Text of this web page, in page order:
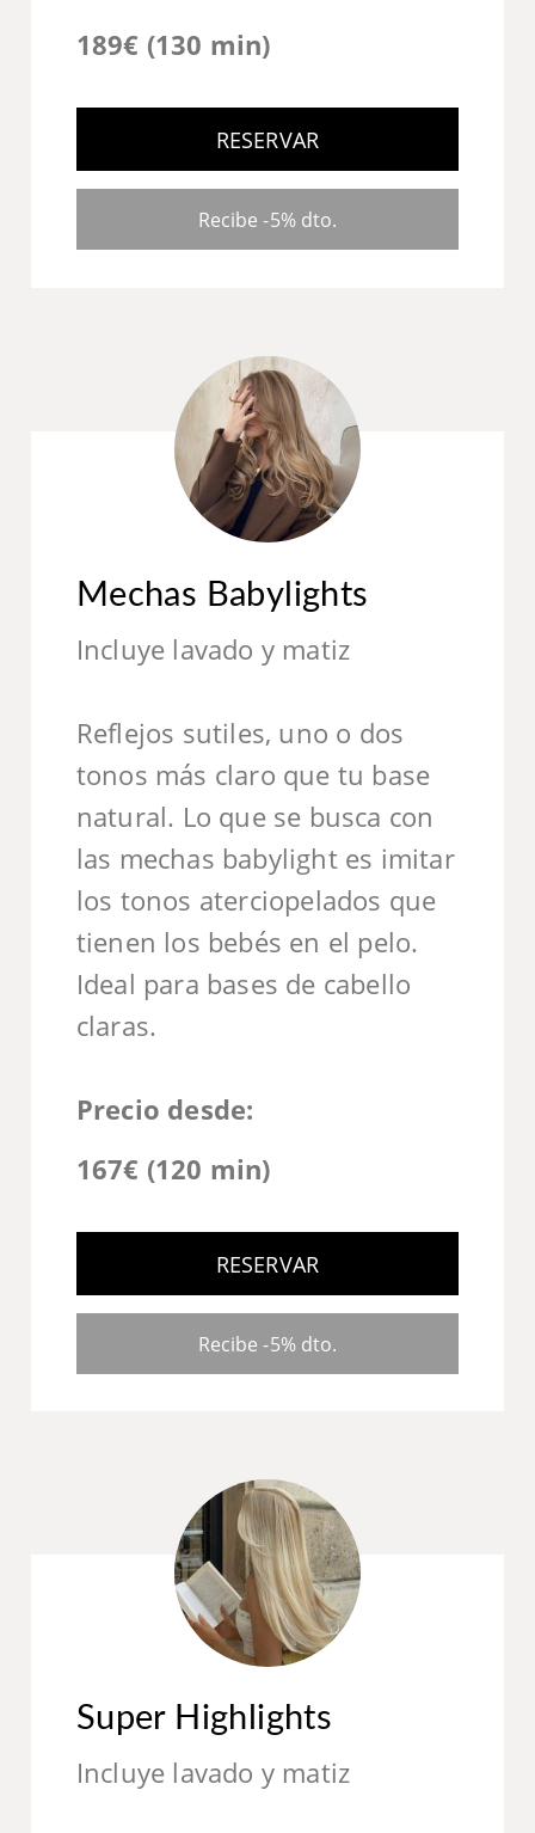
189€ (130 min)
RESERVAR
Recibe -5% dto.
Mechas Babylights
Incluye lavado y matiz
Reflejos sutiles, uno o dos
tonos más claro que tu base
natural. Lo que se busca con
las mechas babylight es imitar
los tonos aterciopelados que
tienen los bebés en el pelo.
Ideal para bases de cabello
claras.
Precio desde:
167€ (120 min)
RESERVAR
Recibe -5% dto.
Super Highlights
Incluye lavado y matiz